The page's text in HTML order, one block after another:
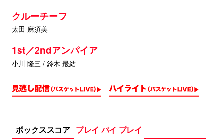
クルーチーフ
太田 麻須美
1st／2ndアンパイア
小川 隆三 / 鈴木 最結
ボックススコア プレイ バイ プレイ